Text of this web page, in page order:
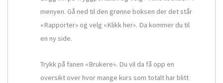
menyen. Gå ned til den grønne boksen der det står
«Rapporter» og velg «Klikk her». Da kommer du til
en ny side.
Trykk på fanen «Brukere». Du vil da få opp en
oversikt over hvor mange kurs som totalt har blitt